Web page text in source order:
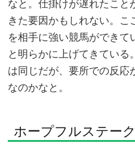
なと。仕掛けが遅れたこと
きた要因かもしれない。こ
を相手に強い競馬ができて
と明らかに上げてきてい
は同じだが、要所での反応
なのかなと。
ホープフルステー